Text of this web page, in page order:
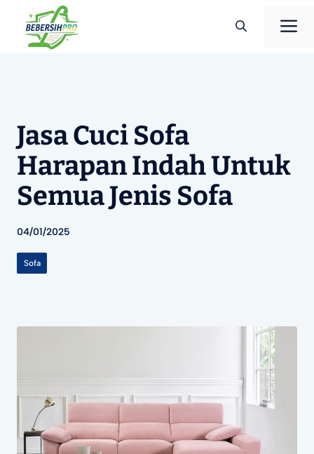
Langsung
Jasa Cuci Sofa
Harapan Indah Untuk
Semua Jenis Sofa
04/01/2025
Sofa